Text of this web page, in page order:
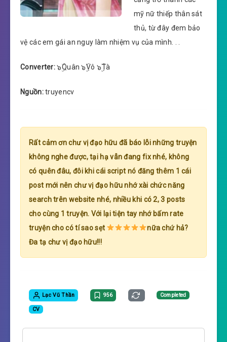
mỹ nữ thiếp thân sát
thủ, từ đây đem bảo
vệ các em gái an nguy làm nhiệm vụ của mình. . .
Converter:๖ۣۜQuân ๖ۣۜVô ๖ۣۜTà
Nguồn:truyencv
Rất cảm ơn chư vị đạo hữu đã báo lỗi những truyện
không nghe được, tại hạ vẫn đang fix nhé, không
có quên đâu, đôi khi cái script nó đăng thêm 1 cái
post mới nên chư vị đạo hữu nhớ xài chức năng
search trên website nhé, nhiều khi có 2, 3 posts
cho cùng 1 truyện. Với lại tiện tay nhớ bấm rate
truyện cho có tí sao sẹt
nữa chứ hả?
Đa tạ chư vị đạo hữu!!!
Lạc Vũ Thần 956 Completed
CV